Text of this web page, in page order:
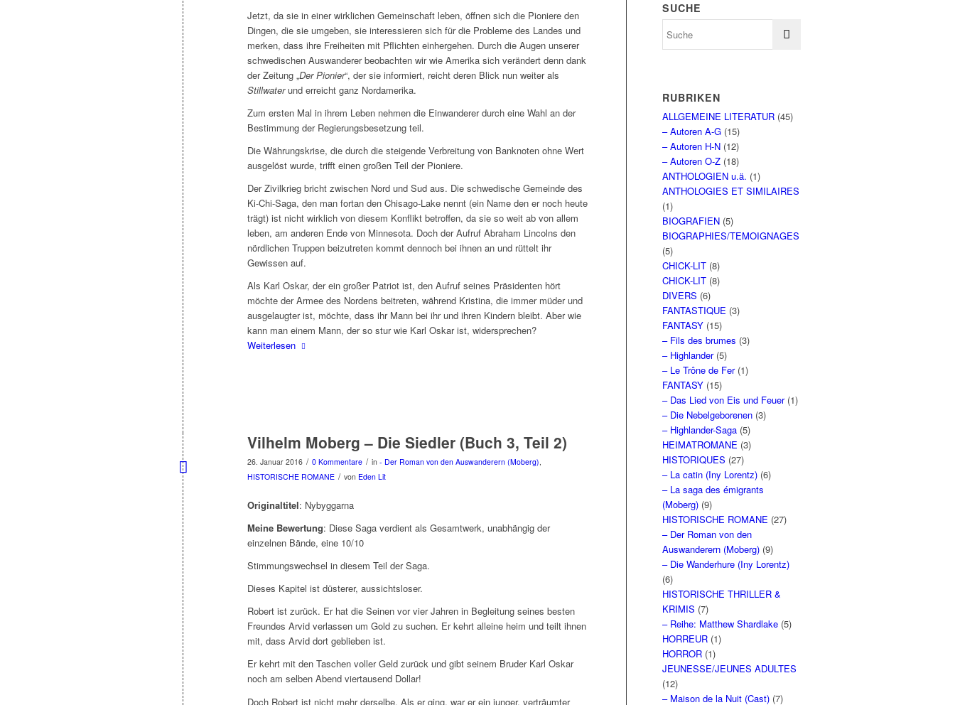
Jetzt, da sie in einer wirklichen Gemeinschaft leben, öffnen sich die Pioniere den
Dingen, die sie umgeben, sie interessieren sich für die Probleme des Landes und
merken, dass ihre Freiheiten mit Pflichten einhergehen. Durch die Augen unserer
schwedischen Auswanderer beobachten wir wie Amerika sich verändert denn dank
der Zeitung „Der Pionier“, der sie informiert, reicht deren Blick nun weiter als
Stillwaterund erreicht ganz Nordamerika.
Zum ersten Mal in ihrem Leben nehmen die Einwanderer durch eine Wahl an der
Bestimmung der Regierungsbesetzung teil.
Die Währungskrise, die durch die steigende Verbreitung von Banknoten ohne Wert
ausgelöst wurde, trifft einen großen Teil der Pioniere.
Der Zivilkrieg bricht zwischen Nord und Sud aus. Die schwedische Gemeinde des
Ki-Chi-Saga, den man fortan den Chisago-Lake nennt (ein Name den er noch heute
trägt) ist nicht wirklich von diesem Konflikt betroffen, da sie so weit ab von allem
leben, am anderen Ende von Minnesota. Doch der Aufruf Abraham Lincolns den
nördlichen Truppen beizutreten kommt dennoch bei ihnen an und rüttelt ihr
Gewissen auf.
Als Karl Oskar, der ein großer Patriot ist, den Aufruf seines Präsidenten hört
möchte der Armee des Nordens beitreten, während Kristina, die immer müder und
ausgelaugter ist, möchte, dass ihr Mann bei ihr und ihren Kindern bleibt. Aber wie
kann man einem Mann, der so stur wie Karl Oskar ist, widersprechen?
Weiterlesen
Vilhelm Moberg – Die Siedler (Buch 3, Teil 2)
26. Januar 2016 / 0 Kommentare / in - Der Roman von den Auswanderern (Moberg),
HISTORISCHE ROMANE / von Eden Lit
Originaltitel: Nybyggarna
Meine Bewertung: Diese Saga verdient als Gesamtwerk, unabhängig der
einzelnen Bände, eine 10/10
Stimmungswechsel in diesem Teil der Saga.
Dieses Kapitel ist düsterer, aussichtsloser.
Robert ist zurück. Er hat die Seinen vor vier Jahren in Begleitung seines besten
Freundes Arvid verlassen um Gold zu suchen. Er kehrt alleine heim und teilt ihnen
mit, dass Arvid dort geblieben ist.
Er kehrt mit den Taschen voller Geld zurück und gibt seinem Bruder Karl Oskar
noch am selben Abend viertausend Dollar!
Doch Robert ist nicht mehr derselbe. Als er ging, war er ein junger, verträumter
SUCHE
RUBRIKEN
ALLGEMEINE LITERATUR (45)
– Autoren A-G (15)
– Autoren H-N (12)
– Autoren O-Z (18)
ANTHOLOGIEN u.ä. (1)
ANTHOLOGIES ET SIMILAIRES
(1)
BIOGRAFIEN (5)
BIOGRAPHIES/TEMOIGNAGES
(5)
CHICK-LIT (8)
CHICK-LIT (8)
DIVERS (6)
FANTASTIQUE (3)
FANTASY (15)
– Fils des brumes (3)
– Highlander(5)
– Le Trône de Fer(1)
FANTASY (15)
– Das Lied von Eis und Feuer(1)
– Die Nebelgeborenen (3)
– Highlander-Saga (5)
HEIMATROMANE (3)
HISTORIQUES (27)
– La catin (Iny Lorentz) (6)
– La saga des émigrants
(Moberg) (9)
HISTORISCHE ROMANE (27)
– Der Roman von den
Auswanderern (Moberg) (9)
– Die Wanderhure (Iny Lorentz)
(6)
HISTORISCHE THRILLER &
KRIMIS (7)
– Reihe: Matthew Shardlake (5)
HORREUR (1)
HORROR (1)
JEUNESSE/JEUNES ADULTES
(12)
– Maison de la Nuit (Cast) (7)